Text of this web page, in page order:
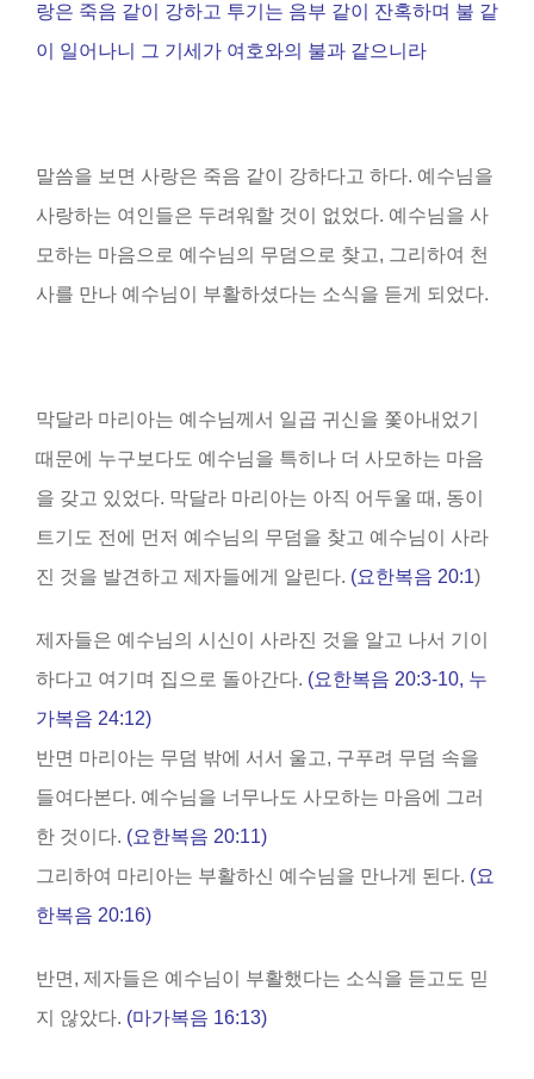
랑은 죽음 같이 강하고 투기는 음부 같이 잔혹하며 불 같
이 일어나니 그 기세가 여호와의 불과 같으니라
말씀을 보면 사랑은 죽음 같이 강하다고 하다. 예수님을
사랑하는 여인들은 두려워할 것이 없었다. 예수님을 사
모하는 마음으로 예수님의 무덤으로 찾고, 그리하여 천
사를 만나 예수님이 부활하셨다는 소식을 듣게 되었다.
막달라 마리아는 예수님께서 일곱 귀신을 쫓아내었기
때문에 누구보다도 예수님을 특히나 더 사모하는 마음
을 갖고 있었다. 막달라 마리아는 아직 어두울 때, 동이
트기도 전에 먼저 예수님의 무덤을 찾고 예수님이 사라
진 것을 발견하고 제자들에게 알린다. (요한복음 20:1)
제자들은 예수님의 시신이 사라진 것을 알고 나서 기이
하다고 여기며 집으로 돌아간다. (요한복음 20:3-10, 누
가복음 24:12)
반면 마리아는 무덤 밖에 서서 울고, 구푸려 무덤 속을
들여다본다. 예수님을 너무나도 사모하는 마음에 그러
한 것이다. (요한복음 20:11)
그리하여 마리아는 부활하신 예수님을 만나게 된다. (요
한복음 20:16)
반면, 제자들은 예수님이 부활했다는 소식을 듣고도 믿
지 않았다. (마가복음 16:13)